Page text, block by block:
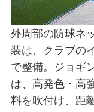
外周部の防球ネ
装は、クラブの
で整備。ジョギ
は、高発色・高
料を吹付け、距